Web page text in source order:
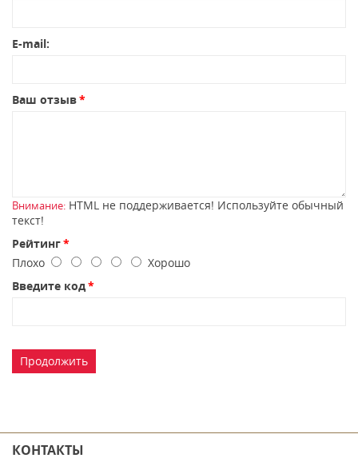
E-mail:
Ваш отзыв
Внимание: HTML не поддерживается! Используйте обычный
текст!
Рейтинг
Плохо
Хорошо
Введите код
Продолжить
КОНТАКТЫ